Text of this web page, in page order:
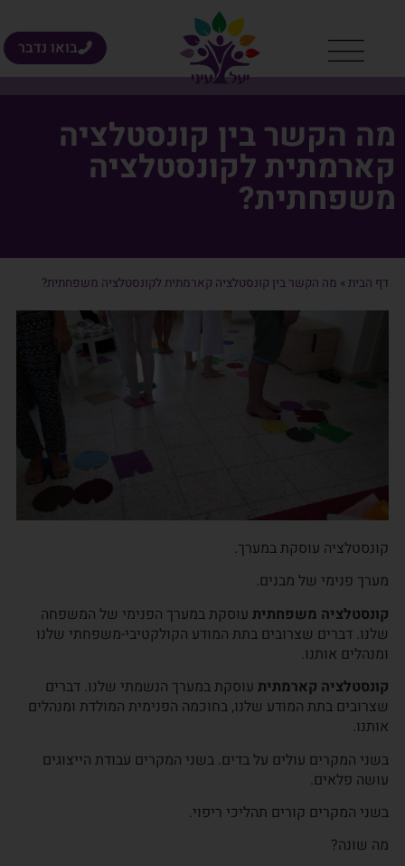
בואו נדבר
מה הקשר בין קונסטלציה
קארמתית לקונסטלציה
משפחתית?
דף הבית» מה הקשר בין קונסטלציה קארמתית לקונסטלציה משפחתית?
קונסטלציה עוסקת במערך.
מערך פנימי של מבנים.
קונסטלציה משפחתיתעוסקת במערך הפנימי של המשפחה
שלנו. דברים שצרובים בתת המודע הקולקטיבי-משפחתי שלנו
ומנהלים אותנו.
קונסטלציה קארמתיתעוסקת במערך הנשמתי שלנו. דברים
שצרובים בתת המודע שלנו, בחוכמה הפנימית המולדת ומנהלים
אותנו.
בשני המקרים עולים על בדים. בשני המקרים עבודת הייצוגים
עושה פלאים.
בשני המקרים קורים תהליכי ריפוי.
מה שונה?